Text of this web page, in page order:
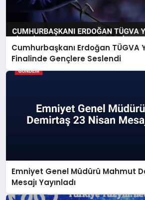
Cumhurbaşkanı Erdoğan TÜGVA
Finalinde Gençlere Seslendi
Emniyet Genel Müdürü Mahmut
Mesajı Yayınladı